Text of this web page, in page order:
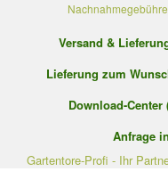
Versand &
Lieferung zum
Download-
Anfrage
Gartentore-Profi - Ihr